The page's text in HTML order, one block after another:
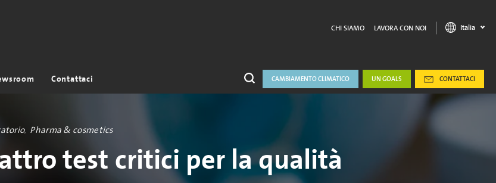
CHI SIAMO LAVORA CON NOI Italia
Contattaci CAMBIAMENTO CLIMATICO UN GOALS CONTATTACI
Pharma & cosmetics
test critici per la qualità